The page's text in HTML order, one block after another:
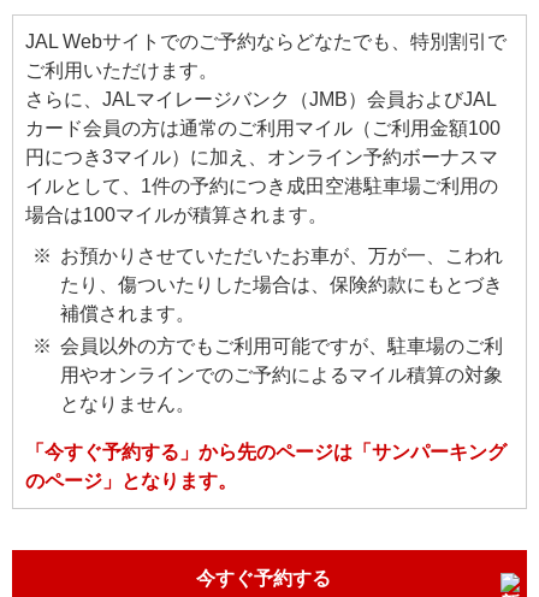
JAL Webサイトでのご予約ならどなたでも、特別割引で
ご利用いただけます。
さらに、JALマイレージバンク（JMB）会員およびJAL
カード会員の方は通常のご利用マイル（ご利用金額100
円につき3マイル）に加え、オンライン予約ボーナスマ
イルとして、1件の予約につき成田空港駐車場ご利用の
場合は100マイルが積算されます。
お預かりさせていただいたお車が、万が一、こわれ
たり、傷ついたりした場合は、保険約款にもとづき
補償されます。
会員以外の方でもご利用可能ですが、駐車場のご利
用やオンラインでのご予約によるマイル積算の対象
となりません。
「今すぐ予約する」から先のページは「サンパーキング
のページ」となります。
今すぐ予約する